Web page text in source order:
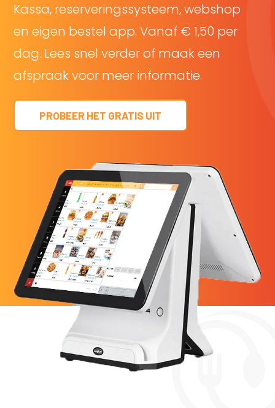
Kassa, reserveringssysteem, webshop
en eigen bestel app. Vanaf € 1,50 per
dag. Lees snel verder of maak een
afspraak voor meer informatie.
PROBEER HET GRATIS UIT